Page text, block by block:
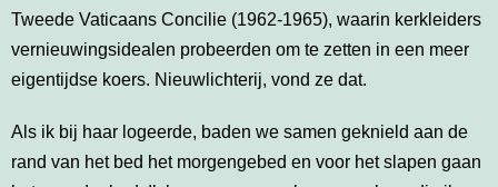
Tweede Vaticaans Concilie (1962-1965), waarin kerkleiders
vernieuwingsidealen probeerden om te zetten in een meer
eigentijdse koers. Nieuwlichterij, vond ze dat.
Als ik bij haar logeerde, baden we samen geknield aan de
rand van het bed het morgengebed en voor het slapen gaan